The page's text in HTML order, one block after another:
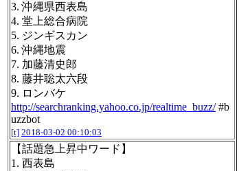
3. 沖縄県西表島
4. 堂上総合病院
5. ジンギスカン
6. 沖縄地震
7. 加藤清史郎
8. 藤井聡太六段
9. ロンバケ
http://searchranking.yahoo.co.jp/realtime_buzz/#b
uzzbot
[t] 2018-03-02 00:10:03
【話題急上昇中ワード】
1. 西表島